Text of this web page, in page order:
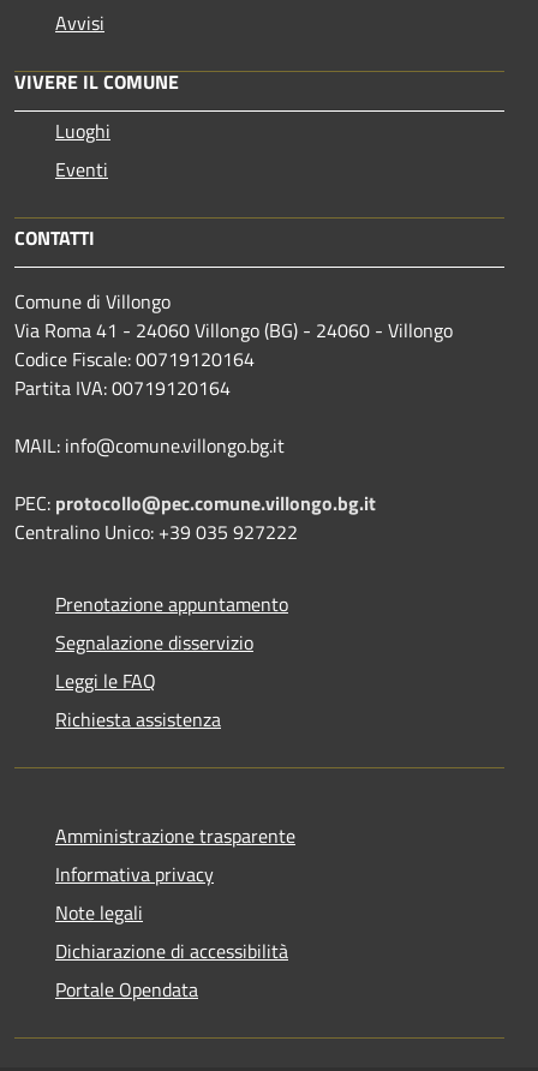
Avvisi
VIVERE IL COMUNE
Luoghi
Eventi
CONTATTI
Comune di Villongo
Via Roma 41 - 24060 Villongo (BG) - 24060 - Villongo
Codice Fiscale: 00719120164
Partita IVA: 00719120164
MAIL: info@comune.villongo.bg.it
PEC: protocollo@pec.comune.villongo.bg.it
Centralino Unico: +39 035 927222
Prenotazione appuntamento
Segnalazione disservizio
Leggi le FAQ
Richiesta assistenza
Amministrazione trasparente
Informativa privacy
Note legali
Dichiarazione di accessibilità
Portale Opendata